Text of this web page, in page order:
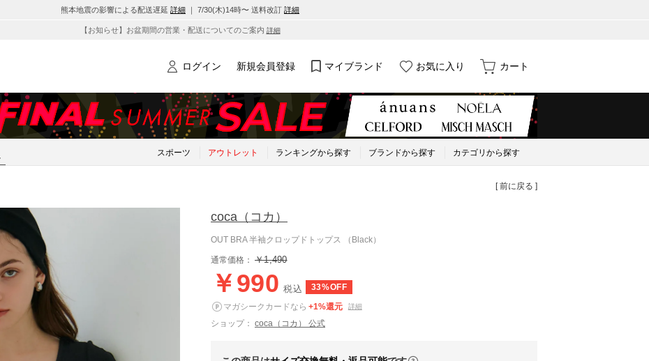
熊本地震の影響による配送遅延 詳細 ｜ 7/30(木)14時〜 送料改訂 詳細
【お知らせ】お盆期間の営業・配送についてのご案内 詳細
ログイン 新規会員登録 マイブランド お気に入り カート
スポーツ アウトレット ランキングから探す ブランドから探す カテゴリから探す
[ 前に戻る ]
coca （コカ）
OUT BRA 半袖クロップドトップス （Black）
通常価格： ￥1,490
￥990 税込
33%OFF
マガシークカードなら +1%還元 詳細
ショップ： coca（コカ） 公式